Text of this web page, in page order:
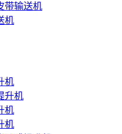
带输送机
机
机
升机
机
机